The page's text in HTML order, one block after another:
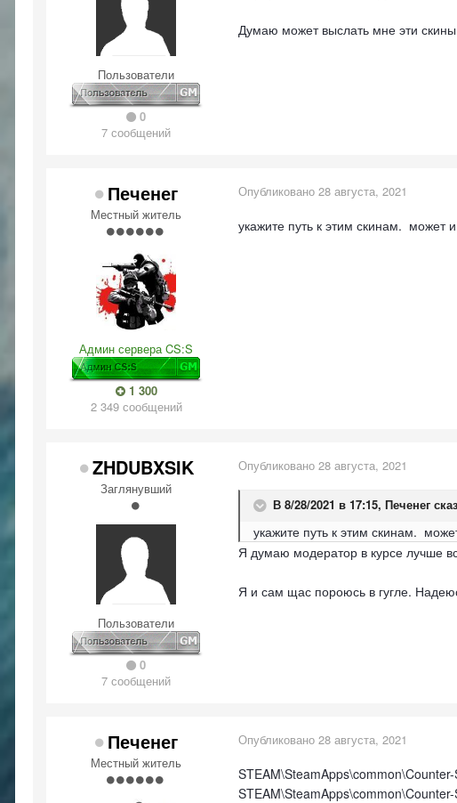
Пользователи
0
7 сообщений
Думаю может выслать мне эти
Печенег
Местный житель
Админ сервера CS:S
1 300
2 349 сообщений
Опубликовано 28 августа, 2021
укажите путь к этим скинам. может
ZHDUBXSIK
Заглянувший
Пользователи
0
7 сообщений
Опубликовано 28 августа, 2021
В 8/28/2021 в 17:15, Печенег
укажите путь к этим скинам.
Я думаю модератор в курсе лучше
Я и сам щас пороюсь в гугле.
Печенег
Местный житель
Опубликовано 28 августа, 2021